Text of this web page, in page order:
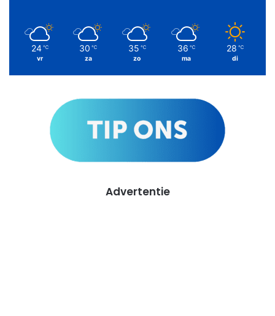
24 ℃
vr
30 ℃
za
35 ℃
zo
36 ℃
ma
28 ℃
di
Advertentie